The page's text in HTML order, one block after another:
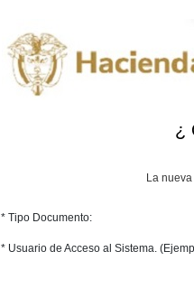
¿
La
* Tipo Documento:
* Usuario de Acceso al Sistema.